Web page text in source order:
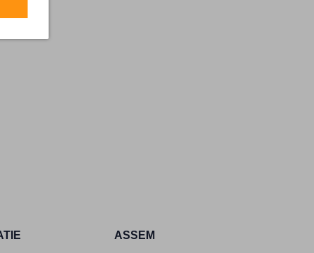
ASSEM